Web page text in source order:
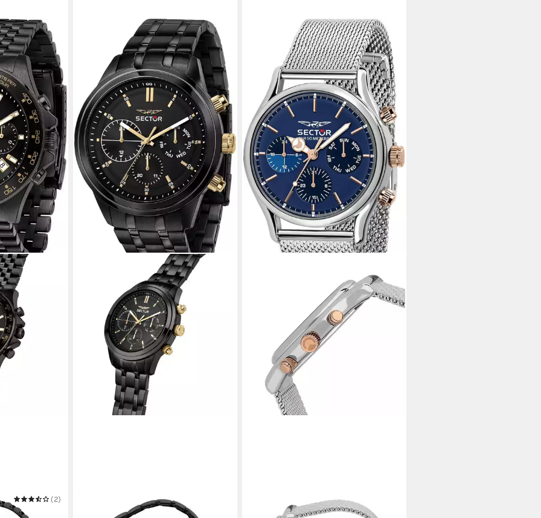
Armbanduhr
(2)
Multifunktionsuhr Sector Herren
Multifunktionsuhr Sector Herren